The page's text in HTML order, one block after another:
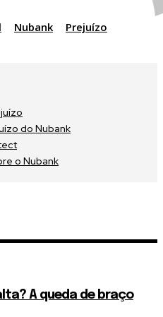
Nubank Prejuízo
do Nubank
o Nubank
A queda de braço